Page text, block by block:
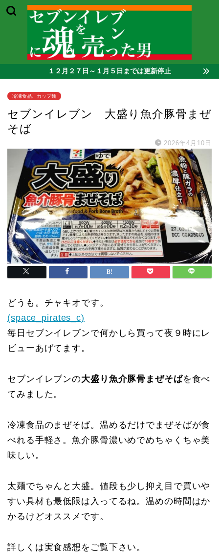
１２月２７日～１月５日までは更新停止
冷凍食品、カップ麺
セブンイレブン 大盛り魚介豚骨まぜ
そば
2026年4月10日
どうも。チャキオです。
(space_pirates_c)
毎日セブンイレブンで何かしら買って夜９時にレ
ビューあげてます。
セブンイレブンの大盛り魚介豚骨まぜそばを食べ
てみました。
冷凍食品のまぜそば。温めるだけでまぜそばが食
べれる手軽さ。魚介豚骨濃いめでめちゃくちゃ美
味しい。
太麺でちゃんと大盛。値段も少し抑え目で買いや
すい具材も最低限は入ってるね。温めの時間はか
かるけどオススメです。
詳しくは実食感想をご覧下さい。